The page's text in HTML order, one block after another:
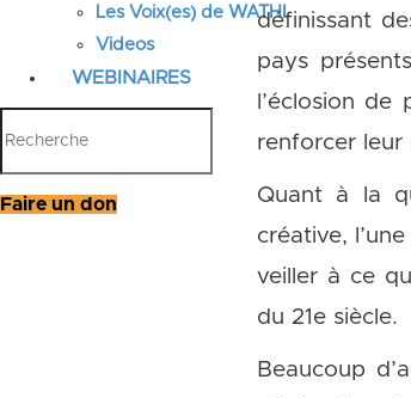
Les Voix(es) de WATHI
Videos
WEBINAIRES
Faire un don
définissant
pays
l’éclosion
renforcer leur
Quant à la
créative,
veiller à ce
du 21e siècle.
Beaucoup